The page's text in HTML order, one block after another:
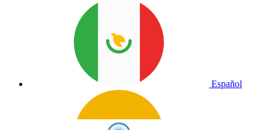
Español